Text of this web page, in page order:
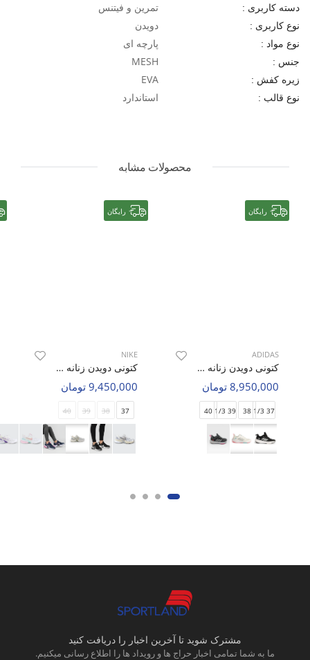
دسته کاربری : تمرین و فیتنس
نوع کاربری : دویدن
نوع مواد : پارچه ای
جنس : MESH
زیره کفش : EVA
نوع قالب : استاندارد
محصولات مشابه
رایگان
ADIDAS
کتونی دویدن زنانه آدیداس Adidas Adidas Mono W
8,950,000 تومان
37 1/3
38
39 1/3
40
رایگان
NIKE
کتونی دویدن زنانه نایک Nike V2K Run W
9,450,000 تومان
37
38
39
40
مشترک شوید تا آخرین اخبار را دریافت کنید
ما به شما تمامی اخبار حراج ها و رویداد ها را اطلاع رسانی میکنیم.